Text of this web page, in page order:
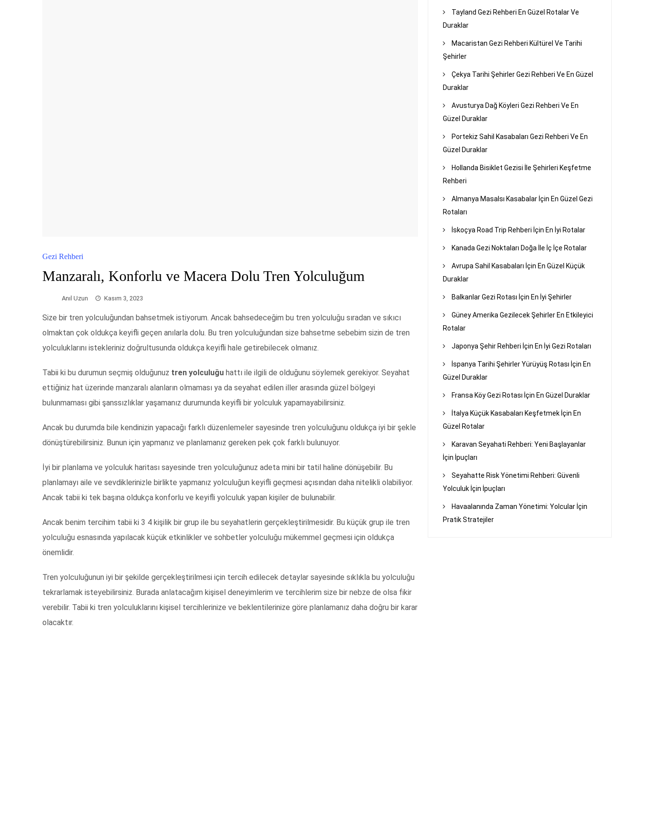
Gezi Rehberi
Manzaralı, Konforlu ve Macera Dolu Tren Yolculuğum
Anıl Uzun Kasım 3, 2023
Size bir tren yolculuğundan bahsetmek istiyorum. Ancak bahsedeceğim bu tren yolculuğu sıradan ve sıkıcı
olmaktan çok oldukça keyifli geçen anılarla dolu. Bu tren yolculuğundan size bahsetme sebebim sizin de tren
yolculuklarını istekleriniz doğrultusunda oldukça keyifli hale getirebilecek olmanız.
Tabii ki bu durumun seçmiş olduğunuz tren yolculuğu hattı ile ilgili de olduğunu söylemek gerekiyor. Seyahat
ettiğiniz hat üzerinde manzaralı alanların olmaması ya da seyahat edilen iller arasında güzel bölgeyi
bulunmaması gibi şanssızlıklar yaşamanız durumunda keyifli bir yolculuk yapamayabilirsiniz.
Ancak bu durumda bile kendinizin yapacağı farklı düzenlemeler sayesinde tren yolculuğunu oldukça iyi bir şekle
dönüştürebilirsiniz. Bunun için yapmanız ve planlamanız gereken pek çok farklı bulunuyor.
İyi bir planlama ve yolculuk haritası sayesinde tren yolculuğunuz adeta mini bir tatil haline dönüşebilir. Bu
planlamayı aile ve sevdiklerinizle birlikte yapmanız yolculuğun keyifli geçmesi açısından daha nitelikli olabiliyor.
Ancak tabii ki tek başına oldukça konforlu ve keyifli yolculuk yapan kişiler de bulunabilir.
Ancak benim tercihim tabii ki 3 4 kişilik bir grup ile bu seyahatlerin gerçekleştirilmesidir. Bu küçük grup ile tren
yolculuğu esnasında yapılacak küçük etkinlikler ve sohbetler yolculuğu mükemmel geçmesi için oldukça
önemlidir.
Tren yolculuğunun iyi bir şekilde gerçekleştirilmesi için tercih edilecek detaylar sayesinde sıklıkla bu yolculuğu
tekrarlamak isteyebilirsiniz. Burada anlatacağım kişisel deneyimlerim ve tercihlerim size bir nebze de olsa fikir
verebilir. Tabii ki tren yolculuklarını kişisel tercihlerinize ve beklentilerinize göre planlamanız daha doğru bir karar
olacaktır.
Tayland Gezi Rehberi En Güzel Rotalar Ve
Duraklar
Macaristan Gezi Rehberi Kültürel Ve Tarihi
Şehirler
Çekya Tarihi Şehirler Gezi Rehberi Ve En Güzel
Duraklar
Avusturya Dağ Köyleri Gezi Rehberi Ve En
Güzel Duraklar
Portekiz Sahil Kasabaları Gezi Rehberi Ve En
Güzel Duraklar
Hollanda Bisiklet Gezisi İle Şehirleri Keşfetme
Rehberi
Almanya Masalsı Kasabalar İçin En Güzel Gezi
Rotaları
İskoçya Road Trip Rehberi İçin En İyi Rotalar
Kanada Gezi Noktaları Doğa İle İç İçe Rotalar
Avrupa Sahil Kasabaları İçin En Güzel Küçük
Duraklar
Balkanlar Gezi Rotası İçin En İyi Şehirler
Güney Amerika Gezilecek Şehirler En Etkileyici
Rotalar
Japonya Şehir Rehberi İçin En İyi Gezi Rotaları
İspanya Tarihi Şehirler Yürüyüş Rotası İçin En
Güzel Duraklar
Fransa Köy Gezi Rotası İçin En Güzel Duraklar
İtalya Küçük Kasabaları Keşfetmek İçin En
Güzel Rotalar
Karavan Seyahati Rehberi: Yeni Başlayanlar
İçin İpuçları
Seyahatte Risk Yönetimi Rehberi: Güvenli
Yolculuk İçin İpuçları
Havaalanında Zaman Yönetimi: Yolcular İçin
Pratik Stratejiler